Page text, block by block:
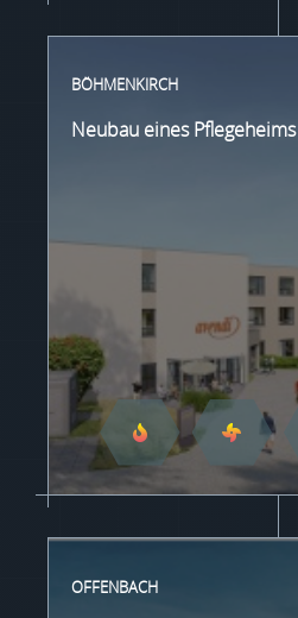
BÖHMENKIRCH
Neubau eines Pflegeheims
OFFENBACH